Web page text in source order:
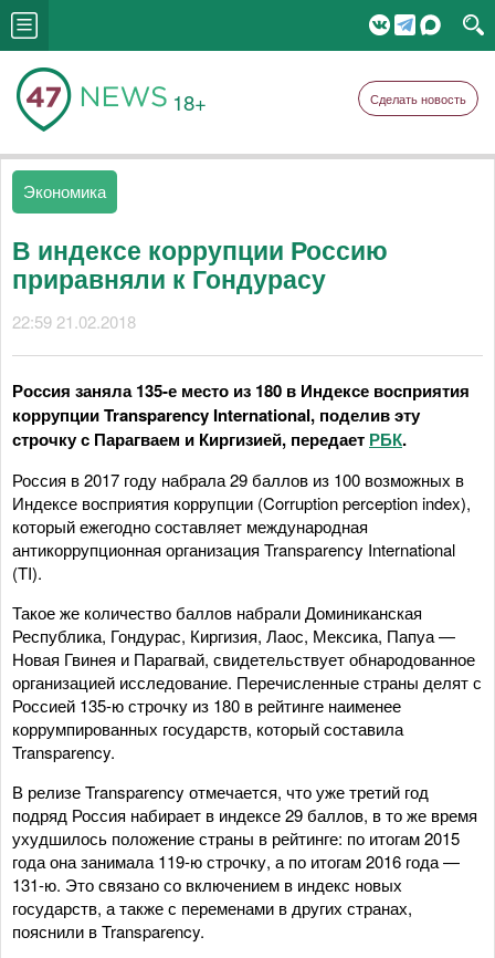
18+ Сделать новость
Экономика
В индексе коррупции Россию
приравняли к Гондурасу
22:59 21.02.2018
Россия заняла 135-е место из 180 в Индексе восприятия
коррупции Transparency International, поделив эту
строчку с Парагваем и Киргизией, передает РБК.
Россия в 2017 году набрала 29 баллов из 100 возможных в
Индексе восприятия коррупции (Corruption perception index),
который ежегодно составляет международная
антикоррупционная организация Transparency International
(TI).
Такое же количество баллов набрали Доминиканская
Республика, Гондурас, Киргизия, Лаос, Мексика, Папуа —
Новая Гвинея и Парагвай, свидетельствует обнародованное
организацией исследование. Перечисленные страны делят с
Россией 135-ю строчку из 180 в рейтинге наименее
коррумпированных государств, который составила
Transparency.
В релизе Transparency отмечается, что уже третий год
подряд Россия набирает в индексе 29 баллов, в то же время
ухудшилось положение страны в рейтинге: по итогам 2015
года она занимала 119-ю строчку, а по итогам 2016 года —
131-ю. Это связано со вклю​чением в индекс новых
государств, а также с переменами в других странах,
пояснили в Transparency.